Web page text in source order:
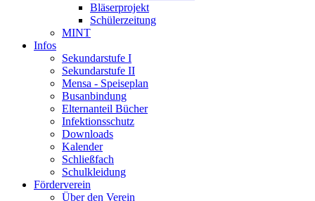
Bläserprojekt
Schülerzeitung
MINT
Infos
Sekundarstufe I
Sekundarstufe II
Mensa - Speiseplan
Busanbindung
Elternanteil Bücher
Infektionsschutz
Downloads
Kalender
Schließfach
Schulkleidung
Förderverein
Über den Verein